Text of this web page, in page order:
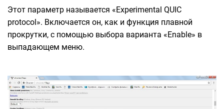
Этот параметр называется «Experimental QUIC
protocol». Включается он, как и функция плавной
прокрутки, с помощью выбора варианта «Enable» в
выпадающем меню.